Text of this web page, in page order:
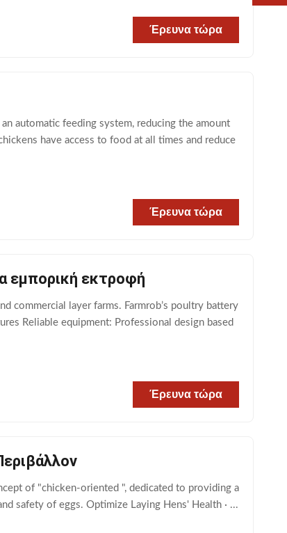
Έρευνα τώρα
automatic feeding system, reducing the amount
have access to food at all times and reduce
Έρευνα τώρα
εμπορική εκτροφή
commercial layer farms. Farmrob’s poultry battery
Reliable equipment: Professional design based
Έρευνα τώρα
of "chicken-oriented ", dedicated to providing a
safety of eggs. Optimize Laying Hens' Health · ...